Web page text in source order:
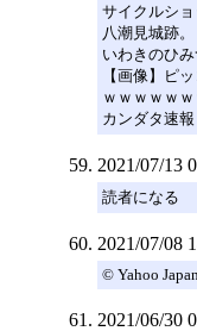
サイクルシ
八潮見城跡。
いわきのひ
【画像】ピ
ｗｗｗｗｗ
カンダタ速報
2021/07/13
読者になる
2021/07/08
© Yahoo Japan
2021/06/30